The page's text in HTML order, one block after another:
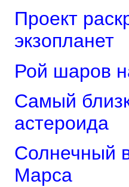
Проект
экзопланет
Рой шаров
Самый
астероида
Солнечный
Марса